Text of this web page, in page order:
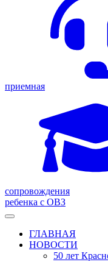
приемная
сопровождения
ребенка с ОВЗ
ГЛАВНАЯ
НОВОСТИ
50 лет